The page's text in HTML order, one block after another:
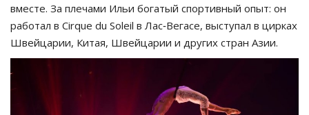
вместе. За плечами Ильи богатый спортивный опыт: он
работал в Cirque du Soleil в Лас‑Вегасе, выступал в цирках
Швейцарии, Китая, Швейцарии и других стран Азии.